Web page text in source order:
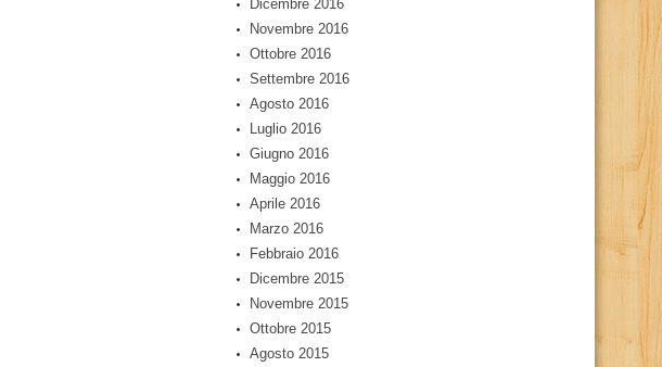
Dicembre 2016
Novembre 2016
Ottobre 2016
Settembre 2016
Agosto 2016
Luglio 2016
Giugno 2016
Maggio 2016
Aprile 2016
Marzo 2016
Febbraio 2016
Dicembre 2015
Novembre 2015
Ottobre 2015
Agosto 2015